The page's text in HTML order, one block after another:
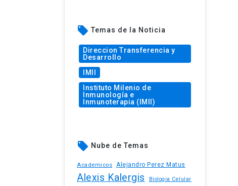
local_offer Temas de la Noticia
Direccion Transferencia y
Desarrollo
IMII
Instituto Milenio de
Inmunología e
Inmunoterapia (IMII)
local_offer Nube de Temas
Academicos Alejandro Perez Matus
Alexis Kalergis
Biologia Celular